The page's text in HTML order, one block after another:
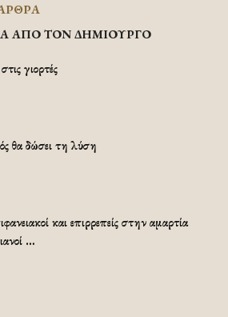
ΑΠΟ ΤΟΝ ΔΗΜΙΟΥΡΓΟ
γιορτές
θα δώσει τη λύση
και επιρρεπείς στην αμαρτία
…